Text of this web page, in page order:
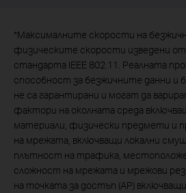
*Максималните скорости на
физическите скорости изведени
стандарта IEEE 802.11. Реалната
способност за безжичните данни и
не са гарантирани и могат да
фактори на околната среда
материали, физически предмети и
на мрежата, включващи локални
плътност на трафика,
сложност на мрежата и мрежови
на точката за достъп (АР)